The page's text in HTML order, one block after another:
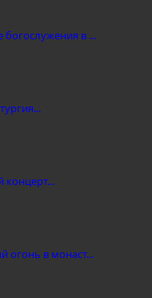
богослужения в ...
концерт...
огонь в монаст...